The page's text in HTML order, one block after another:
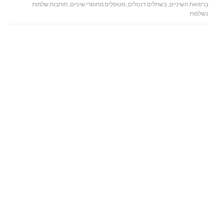
ברפואת השיניים,בשתלים דנטלים,מטופלים מחוסרי שיניים,תותבות שלמות
נשלפות